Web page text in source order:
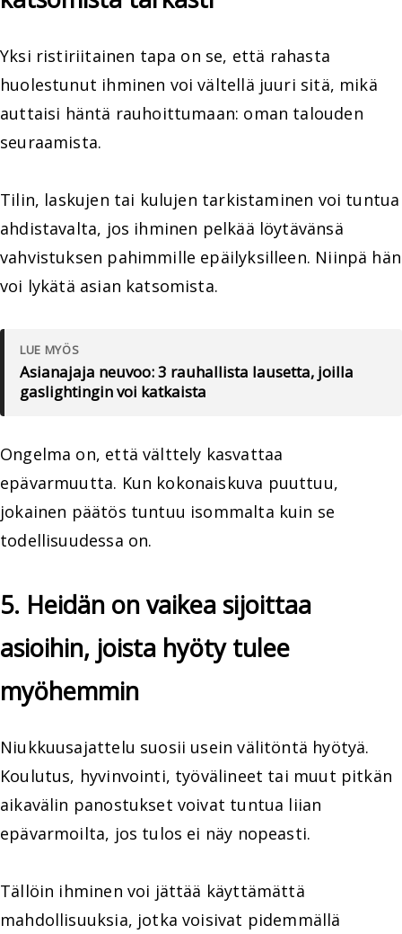
Yksi ristiriitainen tapa on se, että rahasta
huolestunut ihminen voi vältellä juuri sitä, mikä
auttaisi häntä rauhoittumaan: oman talouden
seuraamista.
Tilin, laskujen tai kulujen tarkistaminen voi tuntua
ahdistavalta, jos ihminen pelkää löytävänsä
vahvistuksen pahimmille epäilyksilleen. Niinpä hän
voi lykätä asian katsomista.
LUE MYÖS
Asianajaja neuvoo: 3 rauhallista lausetta, joilla
gaslightingin voi katkaista
Ongelma on, että välttely kasvattaa
epävarmuutta. Kun kokonaiskuva puuttuu,
jokainen päätös tuntuu isommalta kuin se
todellisuudessa on.
5. Heidän on vaikea sijoittaa
asioihin, joista hyöty tulee
myöhemmin
Niukkuusajattelu suosii usein välitöntä hyötyä.
Koulutus, hyvinvointi, työvälineet tai muut pitkän
aikavälin panostukset voivat tuntua liian
epävarmoilta, jos tulos ei näy nopeasti.
Tällöin ihminen voi jättää käyttämättä
mahdollisuuksia, jotka voisivat pidemmällä